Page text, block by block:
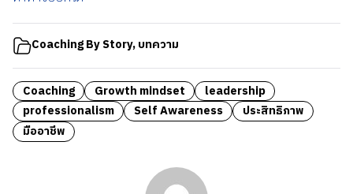
Coaching By Story,บทความ
Coaching Growth mindset
leadership
professionalism
Self Awareness
ประสิทธิภาพ
มืออาชีพ